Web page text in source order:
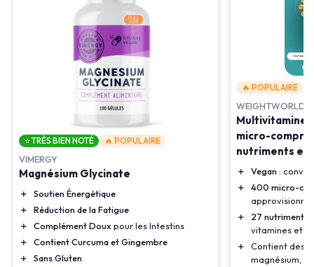
⭐ TRÈS BIEN NOTÉ 🔥 POPULAIRE
VIMERGY
Magnésium Glycinate
＋
Soutien Énergétique
＋
Réduction de la Fatigue
＋
Complément Doux pour les Intestins
＋
Contient Curcuma et Gingembre
＋
Sans Gluten
🔥 POPULAIRE
WEIGHTWORLD
micro-
nutriments
＋ Vegan :
＋
400 micro-
＋
27 nutriments
vitamines et
＋
Contient des
magnésium,